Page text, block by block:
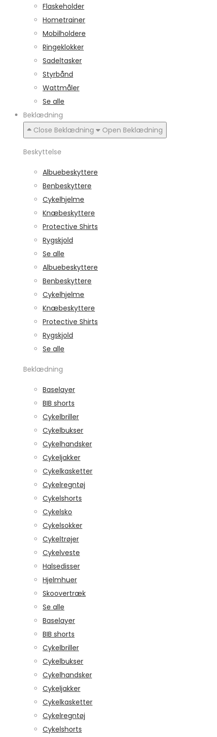
Flaskeholder
Hometrainer
Mobilholdere
Ringeklokker
Sadeltasker
Styrbånd
Wattmåler
Se alle
Beklædning
Close Beklædning
Open Beklædning
Beskyttelse
Albuebeskyttere
Benbeskyttere
Cykelhjelme
Knæbeskyttere
Protective Shirts
Rygskjold
Se alle
Albuebeskyttere
Benbeskyttere
Cykelhjelme
Knæbeskyttere
Protective Shirts
Rygskjold
Se alle
Beklædning
Baselayer
BIB shorts
Cykelbriller
Cykelbukser
Cykelhandsker
Cykeljakker
Cykelkasketter
Cykelregntøj
Cykelshorts
Cykelsko
Cykelsokker
Cykeltrøjer
Cykelveste
Halsedisser
Hjelmhuer
Skoovertræk
Se alle
Baselayer
BIB shorts
Cykelbriller
Cykelbukser
Cykelhandsker
Cykeljakker
Cykelkasketter
Cykelregntøj
Cykelshorts